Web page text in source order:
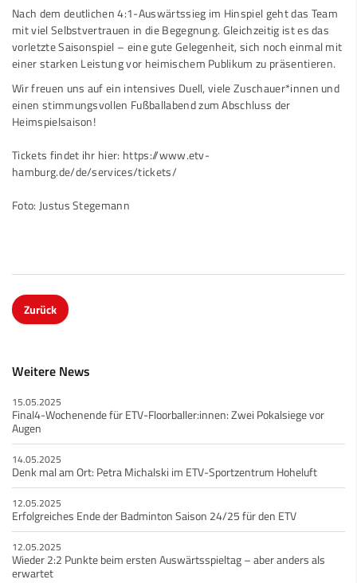
Nach dem deutlichen 4:1-Auswärtssieg im Hinspiel geht das Team
mit viel Selbstvertrauen in die Begegnung. Gleichzeitig ist es das
vorletzte Saisonspiel – eine gute Gelegenheit, sich noch einmal mit
einer starken Leistung vor heimischem Publikum zu präsentieren.
Wir freuen uns auf ein intensives Duell, viele Zuschauer*innen und
einen stimmungsvollen Fußballabend zum Abschluss der
Heimspielsaison!
Tickets findet ihr hier: https://www.etv-
hamburg.de/de/services/tickets/
Foto: Justus Stegemann
Zurück
Weitere News
15.05.2025
Final4-Wochenende für ETV-Floorballer:innen: Zwei Pokalsiege vor
Augen
14.05.2025
Denk mal am Ort: Petra Michalski im ETV-Sportzentrum Hoheluft
12.05.2025
Erfolgreiches Ende der Badminton Saison 24/25 für den ETV
12.05.2025
Wieder 2:2 Punkte beim ersten Auswärtsspieltag – aber anders als
erwartet